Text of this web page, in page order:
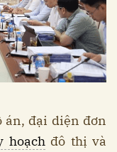
án, đại diện đơn
hoạchđô thị và